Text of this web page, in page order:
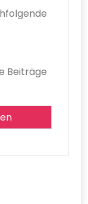
Beiträge